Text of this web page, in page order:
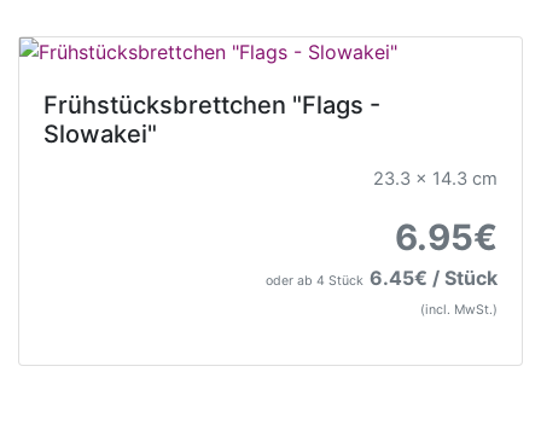
Frühstücksbrettchen "Flags -
Slowakei"
23.3 x 14.3 cm
6.95€
oder ab 4 Stück 6.45€ / Stück
(incl. MwSt.)